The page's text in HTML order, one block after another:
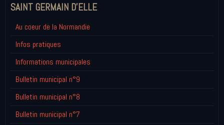
SAINT GERMAIN D'ELLE
Au coeur de la Normandie
Infos pratiques
Informations municipales
Bulletin municipal n°9
Bulletin municipal n°8
Bulletin municipal n°7